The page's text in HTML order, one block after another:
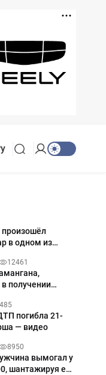
произошёл
в одном из
12461
получении
погибла 21-
— видео
8950
вымогал у
шантажируя её